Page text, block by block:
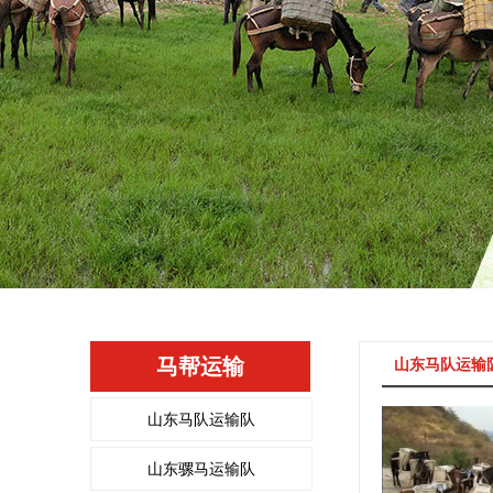
马帮运输
山东马队运输队
山东骡马运输队
山东马队运输